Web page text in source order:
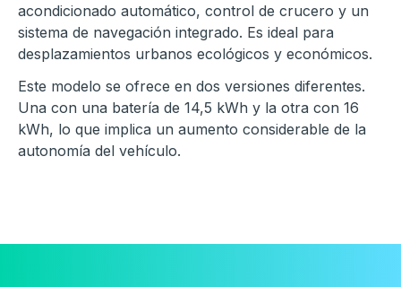
acondicionado automático, control de crucero y un
sistema de navegación integrado. Es ideal para
desplazamientos urbanos ecológicos y económicos.
Este modelo se ofrece en dos versiones diferentes.
Una con una batería de 14,5 kWh y la otra con 16
kWh, lo que implica un aumento considerable de la
autonomía del vehículo.